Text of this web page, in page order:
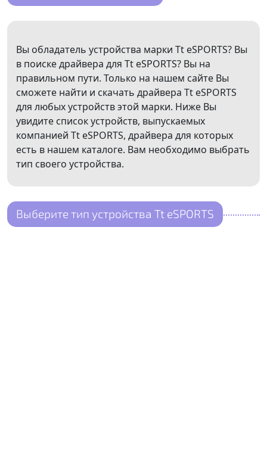
Вы обладатель устройства марки Tt eSPORTS? Вы
в поиске драйвера для Tt eSPORTS? Вы на
правильном пути. Только на нашем сайте Вы
сможете найти и скачать драйвера Tt eSPORTS
для любых устройств этой марки. Ниже Вы
увидите список устройств, выпускаемых
компанией Tt eSPORTS, драйвера для которых
есть в нашем каталоге. Вам необходимо выбрать
тип своего устройства.
Выберите тип устройства Tt eSPORTS